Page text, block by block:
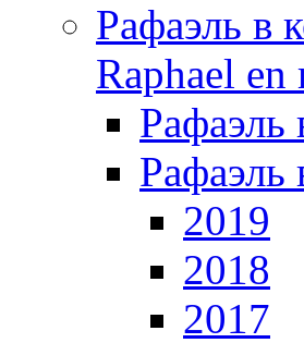
Рафаэль в
Raphael en
Рафаэль
Рафаэль
2019
2018
2017